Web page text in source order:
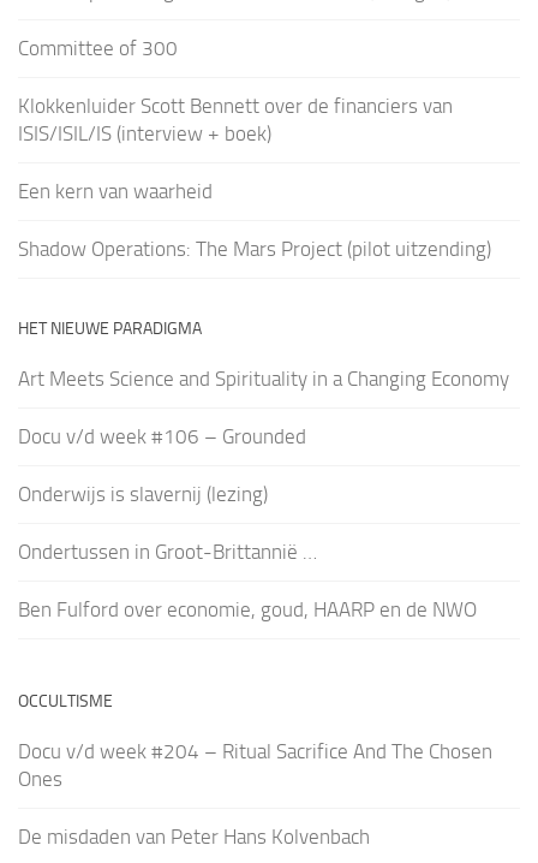
Committee of 300
Klokkenluider Scott Bennett over de financiers van
ISIS/ISIL/IS (interview + boek)
Een kern van waarheid
Shadow Operations: The Mars Project (pilot uitzending)
HET NIEUWE PARADIGMA
Art Meets Science and Spirituality in a Changing Economy
Docu v/d week #106 – Grounded
Onderwijs is slavernij (lezing)
Ondertussen in Groot-Brittannië …
Ben Fulford over economie, goud, HAARP en de NWO
OCCULTISME
Docu v/d week #204 – Ritual Sacrifice And The Chosen
Ones
De misdaden van Peter Hans Kolvenbach